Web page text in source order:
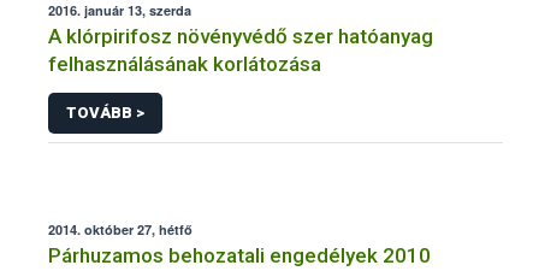
2016. január 13, szerda
A klórpirifosz növényvédő szer hatóanyag
felhasználásának korlátozása
TOVÁBB >
2014. október 27, hétfő
Párhuzamos behozatali engedélyek 2010